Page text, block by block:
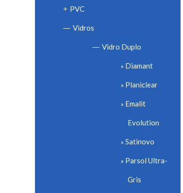
+ PVC
— Vidros
— Vidro Duplo
Diamant
Planiclear
Emalit
Evolution
Satinovo
Parsol Ultra-
Gris